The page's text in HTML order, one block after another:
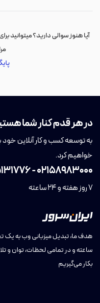
آیا هنوز سوالی دارید؟ میتوانید
در هر قدم کنار شما
به توسعه کسب و کار آنلاین خود
خواهیم کرد.
02158983000
-
7 روز هفته و 24 ساعته
ساعته و در تمامی لحظات، توان و
بکار می‌گیریم